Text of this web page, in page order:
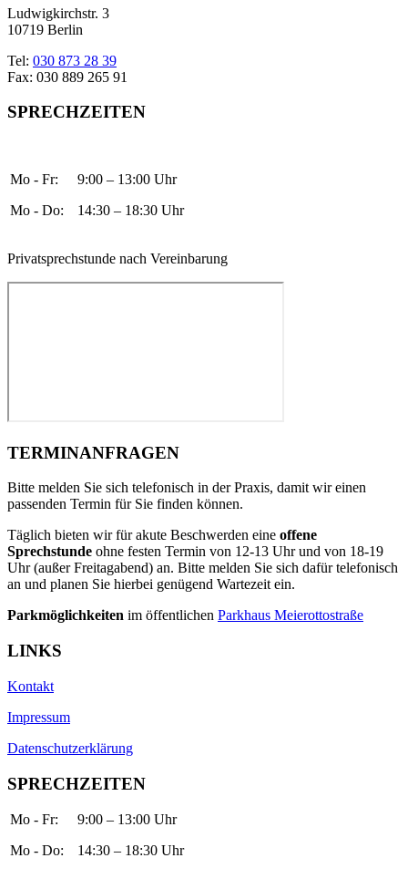
Ludwigkirchstr. 3
10719 Berlin
Tel: 030 873 28 39
Fax: 030 889 265 91
SPRECHZEITEN
Mo - Fr:
Mo - Do:
9:00 – 13:00 Uhr
14:30 – 18:30 Uhr
Privatsprechstunde nach Vereinbarung
TERMINANFRAGEN
Bitte melden Sie sich telefonisch in der Praxis, damit wir einen
passenden Termin für Sie finden können.
Täglich bieten wir für akute Beschwerden eine offene
Sprechstunde ohne festen Termin von 12-13 Uhr und von 18-19
Uhr (außer Freitagabend) an. Bitte melden Sie sich dafür telefonisch
an und planen Sie hierbei genügend Wartezeit ein.
Parkmöglichkeiten im öffentlichen Parkhaus Meierottostraße
LINKS
Kontakt
Impressum
Datenschutzerklärung
SPRECHZEITEN
Mo - Fr:
Mo - Do:
9:00 – 13:00 Uhr
14:30 – 18:30 Uhr